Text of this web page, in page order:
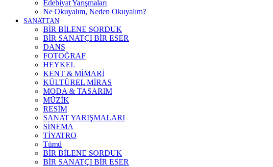
Edebiyat Yarışmaları
Ne Okuyalım, Neden Okuyalım?
SANATTAN
BİR BİLENE SORDUK
BİR SANATÇI BİR ESER
DANS
FOTOĞRAF
HEYKEL
KENT & MİMARİ
KÜLTÜREL MİRAS
MODA & TASARIM
MÜZİK
RESİM
SANAT YARIŞMALARI
SİNEMA
TİYATRO
Tümü
BİR BİLENE SORDUK
BİR SANATÇI BİR ESER